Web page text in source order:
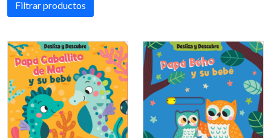
Filtrar productos